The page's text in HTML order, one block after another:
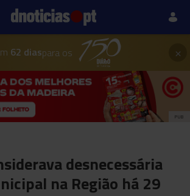
62 diaspara os ×
PUB
desnecessária
na Região há 29